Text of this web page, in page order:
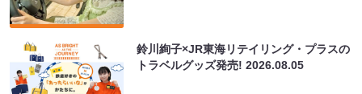
鈴川絢子×JR東海リテイリング・プラスの
トラベルグッズ発売!2026.08.05